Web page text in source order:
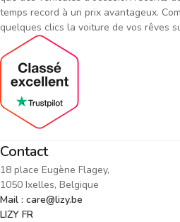
temps record à un prix avantageux.
quelques clics la voiture de vos rêves
Contact
18 place Eugène Flagey,
1050 Ixelles, Belgique
Mail : care@lizy.be
LIZY FR